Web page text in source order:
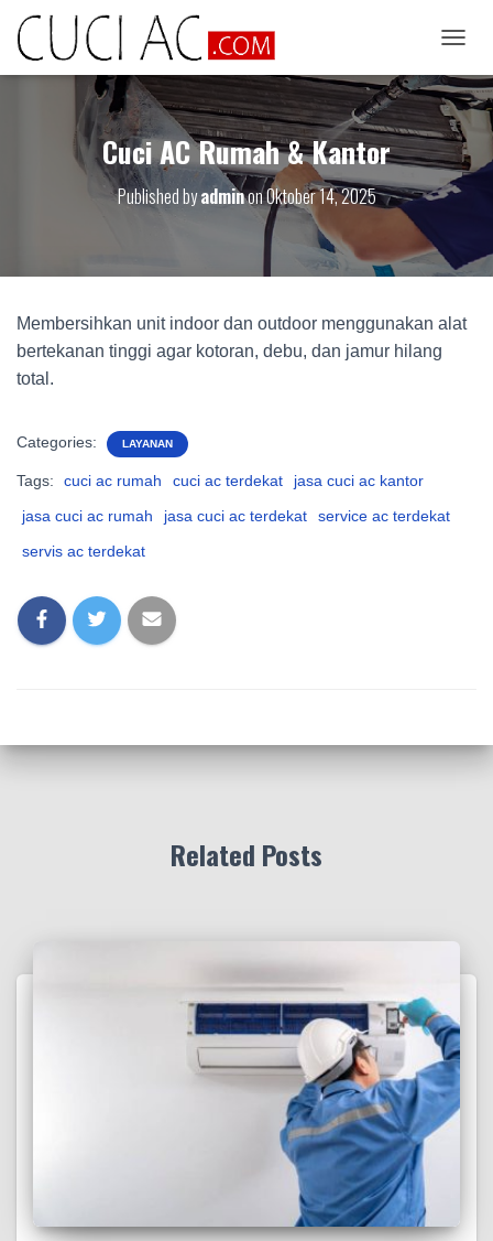
O
G
G
L
E
N
G
I
Cuci AC Rumah & Kantor
Published byadminonOktober 14, 2025
Membersihkan unit indoor dan outdoor menggunakan alat
bertekanan tinggi agar kotoran, debu, dan jamur hilang
total.
Categories: LAYANAN
Tags: cuci ac rumah cuci ac terdekat
jasa cuci ac kantor
jasa cuci ac rumah
jasa cuci ac terdekat
service ac terdekat
servis ac terdekat
Related Posts